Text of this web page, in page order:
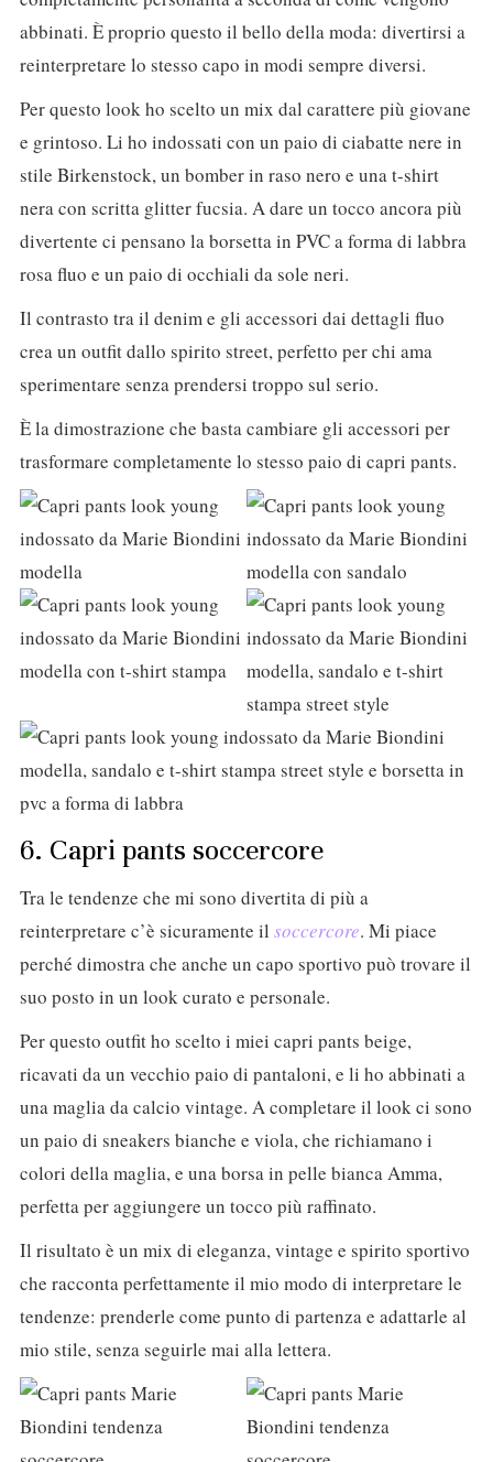
abbinati. È proprio questo il bello della moda: divertirsi a
reinterpretare lo stesso capo in modi sempre diversi.
Per questo look ho scelto un mix dal carattere più giovane
e grintoso. Li ho indossati con un paio di ciabatte nere in
stile Birkenstock, un bomber in raso nero e una t-shirt
nera con scritta glitter fucsia. A dare un tocco ancora più
divertente ci pensano la borsetta in PVC a forma di labbra
rosa fluo e un paio di occhiali da sole neri.
Il contrasto tra il denim e gli accessori dai dettagli fluo
crea un outfit dallo spirito street, perfetto per chi ama
sperimentare senza prendersi troppo sul serio.
È la dimostrazione che basta cambiare gli accessori per
trasformare completamente lo stesso paio di capri pants.
6. Capri pants soccercore
Tra le tendenze che mi sono divertita di più a
reinterpretare c’è sicuramente il soccercore. Mi piace
perché dimostra che anche un capo sportivo può trovare il
suo posto in un look curato e personale.
Per questo outfit ho scelto i miei capri pants beige,
ricavati da un vecchio paio di pantaloni, e li ho abbinati a
una maglia da calcio vintage. A completare il look ci sono
un paio di sneakers bianche e viola, che richiamano i
colori della maglia, e una borsa in pelle bianca Amma,
perfetta per aggiungere un tocco più raffinato.
Il risultato è un mix di eleganza, vintage e spirito sportivo
che racconta perfettamente il mio modo di interpretare le
tendenze: prenderle come punto di partenza e adattarle al
mio stile, senza seguirle mai alla lettera.